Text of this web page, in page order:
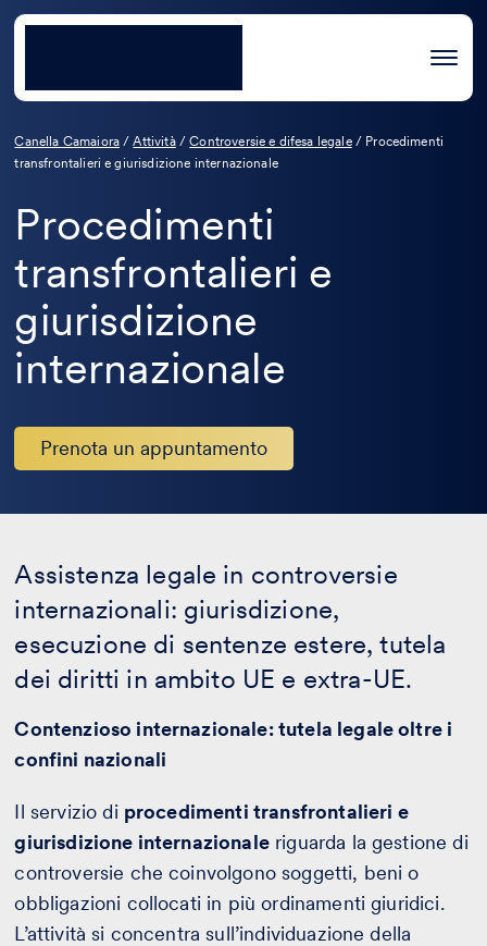
Canella Camaiora /Attività/Controversie e difesa legale/ Procedimenti
transfrontalieri e giurisdizione internazionale
Procedimenti
transfrontalieri e
giurisdizione
internazionale
Prenota un appuntamento
Assistenza legale in controversie
internazionali: giurisdizione,
esecuzione di sentenze estere, tutela
dei diritti in ambito UE e extra-UE.
Contenzioso internazionale: tutela legale oltre i
confini nazionali
Il servizio di procedimenti transfrontalieri e
giurisdizione internazionaleriguarda la gestione di
controversie che coinvolgono soggetti, beni o
obbligazioni collocati in più ordinamenti giuridici.
L’attività si concentra sull’individuazione della